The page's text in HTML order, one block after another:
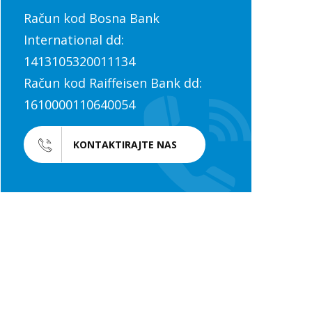
Račun kod Bosna Bank
International dd:
1413105320011134
Račun kod Raiffeisen Bank dd:
1610000110640054
KONTAKTIRAJTE NAS